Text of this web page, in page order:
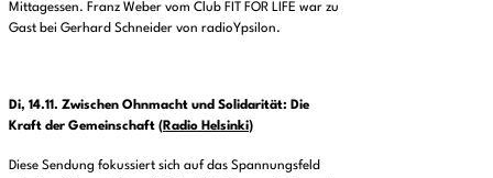
Mittagessen. Franz Weber vom Club FIT FOR LIFE war zu
Gast bei Gerhard Schneider von radioYpsilon.
Di, 14.11. Zwischen Ohnmacht und Solidarität: Die
Kraft der Gemeinschaft ( Radio Helsinki)
Diese Sendung fokussiert sich auf das Spannungsfeld